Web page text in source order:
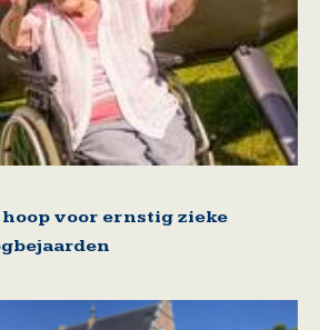
voor ernstig zieke